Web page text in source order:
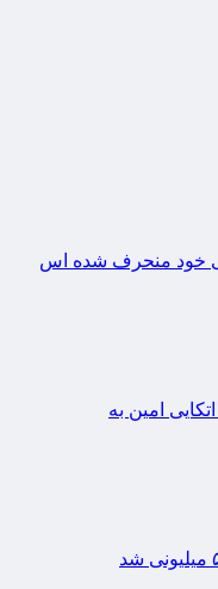
خود منحرف شده اس
امین به